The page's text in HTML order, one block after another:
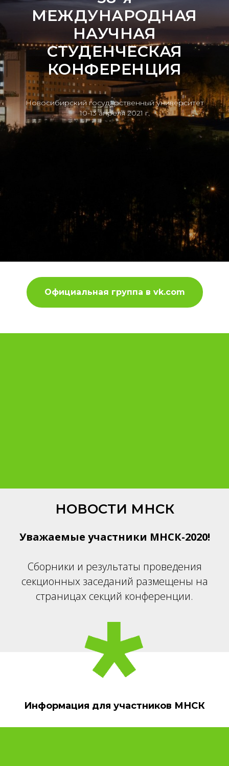
МЕЖДУНАРОДНАЯ
НАУЧНАЯ
СТУДЕНЧЕСКАЯ
КОНФЕРЕНЦИЯ
Новосибирский государственный университет
10-13 апреля 2021 г.
Официальная группа в vk.com
НОВОСТИ МНСК
Уважаемые участники МНСК-2020!
Сборники и результаты проведения
секционных заседаний размещены на
страницах секций конференции.
Информация для участников МНСК